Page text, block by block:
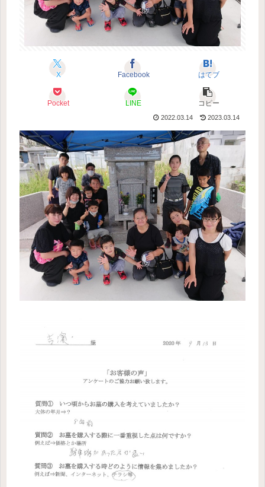
X Facebook はてブ
Pocket LINE コピー
2022.03.14 2023.03.14